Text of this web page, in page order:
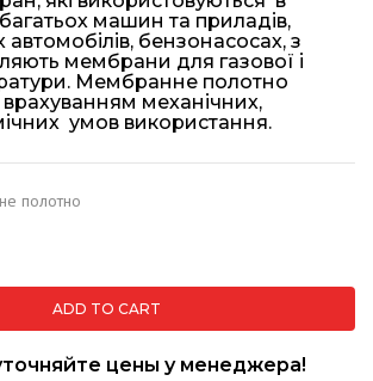
машин та приладів,
бензонасосах, з
мембрани для газової і
Мембранне полотно
механічних,
умов використання.
полотно
ADD TO CART
цены у менеджера!